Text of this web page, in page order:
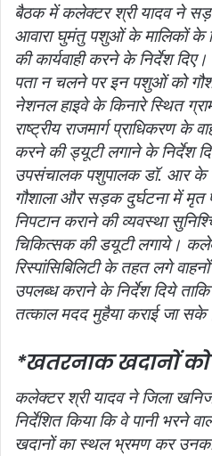
बैठक में कलेक्‍टर श्री यादव ने
आवारा घुमंतु पशुओं के मालिकों के
की कार्यवाही करने के निर्देश
पता न चलने पर इन पशुओं को
नेशनल हाइवे के किनारे स्थित
राष्‍ट्रीय राजमार्ग प्राधिकरण के
करने की ड्यूटी लगाने के निर्देश
उपसंचालक पशुपालक डॉ. आर के
गौशाला और सड़क दुर्घटना में
निपटान कराने की व्‍यवस्‍था
चिकित्‍सक की डयूटी लगाये।
रिस्‍पांसिबिलिटी के तहत लगे
उपलब्‍ध कराने के निर्देश दिये
तत्‍काल मदद मुहैया कराई जा
*खतरनाक खदानों को
कलेक्‍टर श्री यादव ने जिला खनिज
निर्देशित किया कि वे पानी भरने
खदानों का स्‍थल भ्रमण कर